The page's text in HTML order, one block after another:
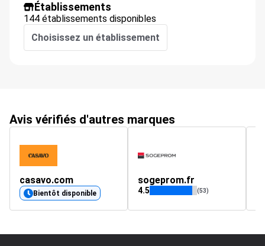
Établissements
144 établissements disponibles
Choisissez un établissement
Avis vérifiés d'autres marques
casavo.com
Bientôt disponible
sogeprom.fr
4.5 (53)